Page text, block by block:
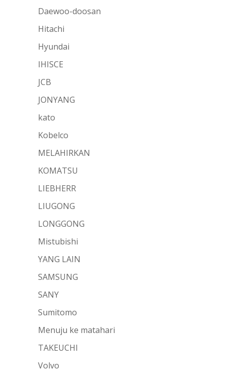
Daewoo-doosan
Hitachi
Hyundai
IHISCE
JCB
JONYANG
kato
Kobelco
MELAHIRKAN
KOMATSU
LIEBHERR
LIUGONG
LONGGONG
Mistubishi
YANG LAIN
SAMSUNG
SANY
Sumitomo
Menuju ke matahari
TAKEUCHI
Volvo